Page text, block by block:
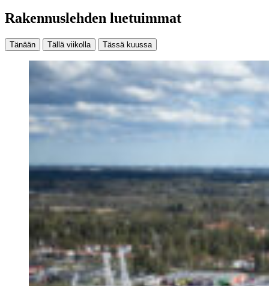
Rakennuslehden luetuimmat
Tänään Tällä viikolla Tässä kuussa